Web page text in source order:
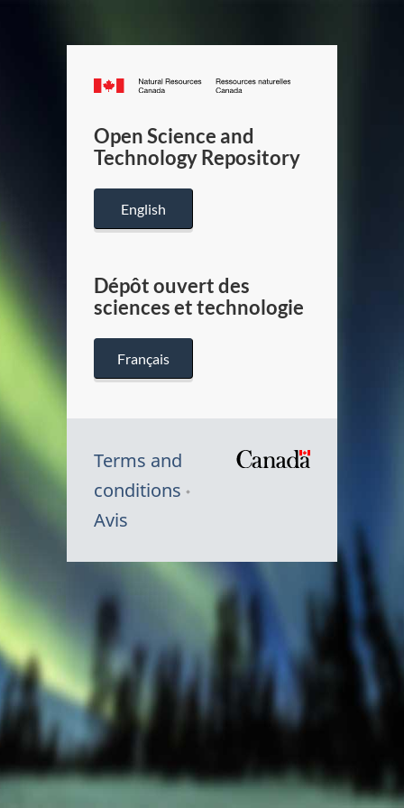
Canada.ca
/
Canada
Open Science and
Technology Repository
English
Dépôt ouvert des
sciences et technologie
Français
Terms and
conditions
Avis
Canada